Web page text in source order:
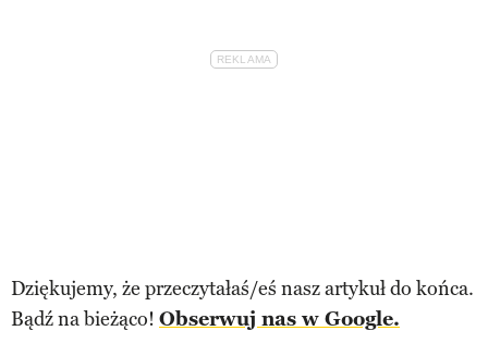
Dziękujemy, że przeczytałaś/eś nasz artykuł do końca.
Bądź na bieżąco! Obserwuj nas w Google.